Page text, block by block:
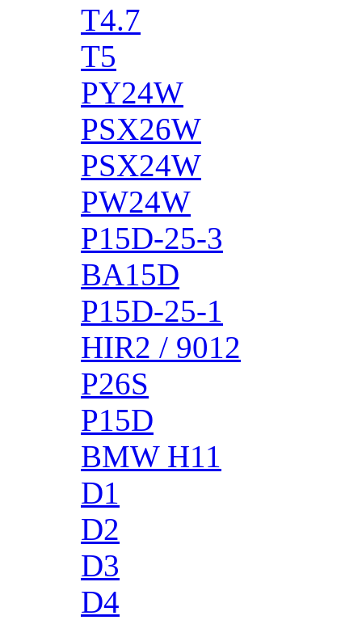
T4.7
T5
PY24W
PSX26W
PSX24W
PW24W
P15D-25-3
BA15D
P15D-25-1
HIR2 / 9012
P26S
P15D
BMW H11
D1
D2
D3
D4